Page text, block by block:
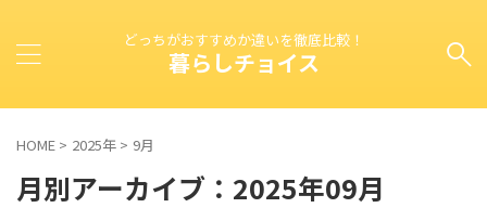
どっちがおすすめか違いを徹底比較！
暮らしチョイス
HOME > 2025年 > 9月
月別アーカイブ：2025年09月